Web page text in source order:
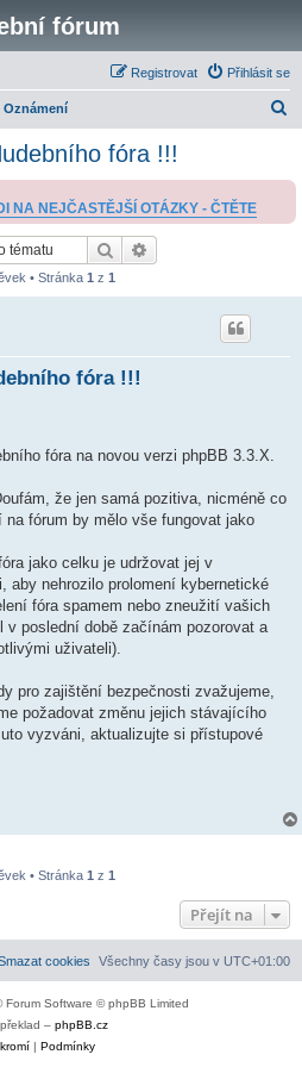
fórum
Přihlásit se
Registrovat
Oznámení
a
fóra !!!
NA NEJČASTĚJŠÍ OTÁZKY - ČTĚTE
Hledat
• Stránka 1 z 1
fóra !!!
fóra na novou verzi phpBB 3.3.X.
že jen samá pozitiva, nicméně co
fórum by mělo vše fungovat jako
jako celku je udržovat jej v
aby nehrozilo prolomení kybernetické
fóra spamem nebo zneužití vašich
poslední době začínám pozorovat a
uživateli).
pro zajištění bezpečnosti zvažujeme,
požadovat změnu jejich stávajícího
vyzváni, aktualizujte si přístupové
• Stránka 1 z 1
Přejít na
Všechny časy jsou v UTC+01:00
cookies
Forum Software © phpBB Limited
– phpBB.cz
| Podmínky